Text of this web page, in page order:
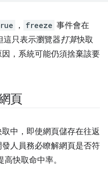
， freeze 事件會在
這只表示瀏覽器打算快取
，系統可能仍須捨棄該要
頁
中，即使網頁儲存在往返
人員務必瞭解網頁是否符
快取命中率。